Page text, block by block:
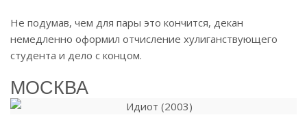
Не подумав, чем для пары это кончится, декан
немедленно оформил отчисление хулиганствующего
студента и дело с концом.
МОСКВА